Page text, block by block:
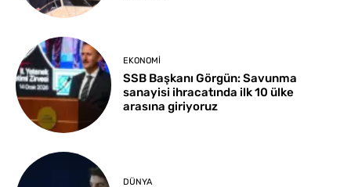
EKONOMI
SSB Başkanı Görgün: Savunma
sanayisi ihracatında ilk 10 ülke
arasına giriyoruz
DÜNYA